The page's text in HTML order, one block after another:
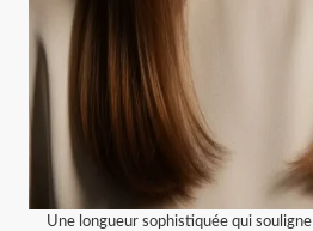
Une longueur sophistiquée qui